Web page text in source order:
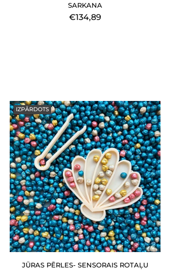
SARKANA
€134,89
IZPĀRDOTS
JŪRAS PĒRLES- SENSORAIS ROTAĻU